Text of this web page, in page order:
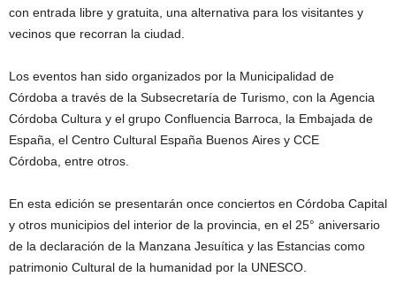
con entrada libre y gratuita, una alternativa para los visitantes y
vecinos que recorran la ciudad.
Los eventos han sido organizados por la Municipalidad de
Córdoba a través de la Subsecretaría de Turismo, con la Agencia
Córdoba Cultura y el grupo Confluencia Barroca, la Embajada de
España, el Centro Cultural España Buenos Aires y CCE
Córdoba, entre otros.
En esta edición se presentarán once conciertos en Córdoba Capital
y otros municipios del interior de la provincia, en el 25° aniversario
de la declaración de la Manzana Jesuítica y las Estancias como
patrimonio Cultural de la humanidad por la UNESCO.